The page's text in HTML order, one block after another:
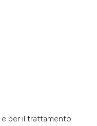
e per il trattamento